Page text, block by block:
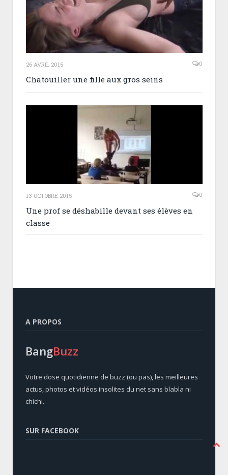
26 AVRIL 2015 0
Chatouiller une fille aux gros seins
13 OCTOBRE 2015 0
Une prof se déshabille devant ses élèves en
classe
A PROPOS
BangBuzz
Votre dose quotidienne de buzz (ou pas), les meilleures
actus, photos et vidéos insolites du net sans blabla ni
chichi.
SUR FACEBOOK